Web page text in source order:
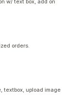
w/ text box, add on
orders.
textbox, upload image